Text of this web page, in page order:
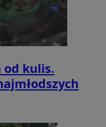
od kulis.